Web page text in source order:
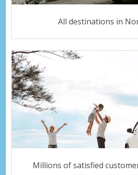
All destinations in
Millions of satisfied